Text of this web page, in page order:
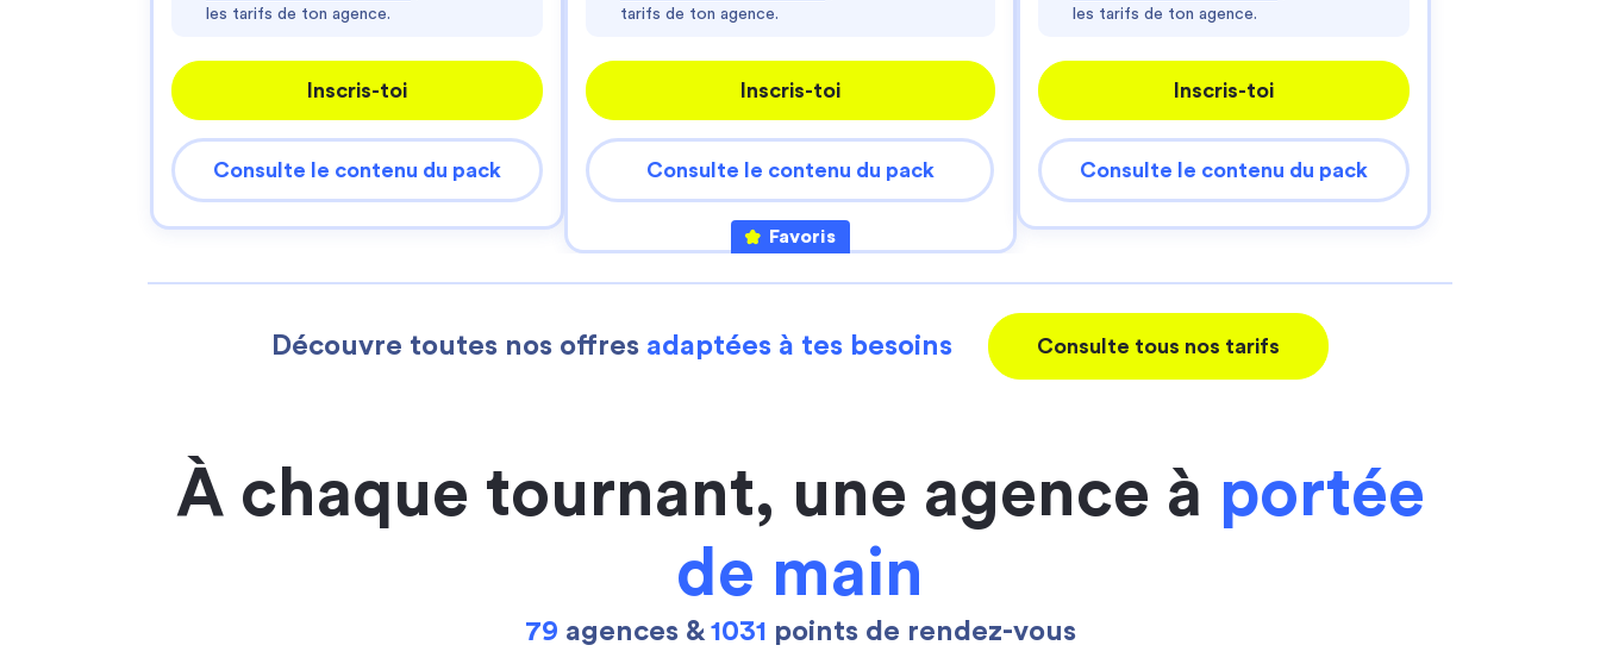
les tarifs de ton agence.
Inscris-toi
Consulte le contenu du pack
tarifs de ton agence.
Inscris-toi
Consulte le contenu du pack
Favoris
les tarifs de ton agence.
Inscris-toi
Consulte le contenu du pack
Découvre toutes nos offres adaptées à tes besoins Consulte tous nos tarifs
À chaque tournant, une agence à portée
de main
79 agences & 1031 points de rendez-vous